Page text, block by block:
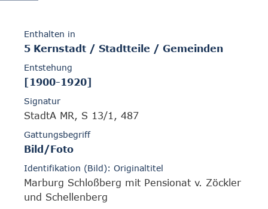
Enthalten in
5 Kernstadt / Stadtteile / Gemeinden
Entstehung
[1900-1920]
Signatur
StadtA MR, S 13/1, 487
Gattungsbegriff
Bild/Foto
Identifikation (Bild): Originaltitel
Marburg Schloßberg mit Pensionat v. Zöckler
und Schellenberg